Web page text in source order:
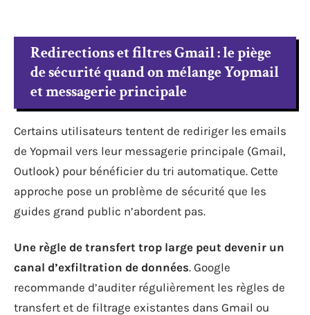
Redirections et filtres Gmail : le piège
de sécurité quand on mélange Yopmail
et messagerie principale
Certains utilisateurs tentent de rediriger les emails
de Yopmail vers leur messagerie principale (Gmail,
Outlook) pour bénéficier du tri automatique. Cette
approche pose un problème de sécurité que les
guides grand public n’abordent pas.
Une règle de transfert trop large peut devenir un
canal d’exfiltration de données. Google
recommande d’auditer régulièrement les règles de
transfert et de filtrage existantes dans Gmail ou